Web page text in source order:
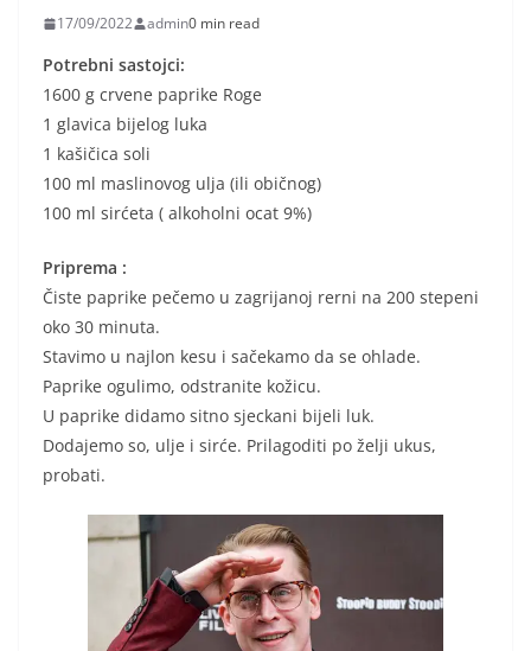
17/09/2022 admin0 min read
Potrebni sastojci:
1600 g crvene paprike Roge
1 glavica bijelog luka
1 kašičica soli
100 ml maslinovog ulja (ili običnog)
100 ml sirćeta ( alkoholni ocat 9%)
Priprema :
Čiste paprike pečemo u zagrijanoj rerni na 200 stepeni
oko 30 minuta.
Stavimo u najlon kesu i sačekamo da se ohlade.
Paprike ogulimo, odstranite kožicu.
U paprike didamo sitno sjeckani bijeli luk.
Dodajemo so, ulje i sirće. Prilagoditi po želji ukus,
probati.